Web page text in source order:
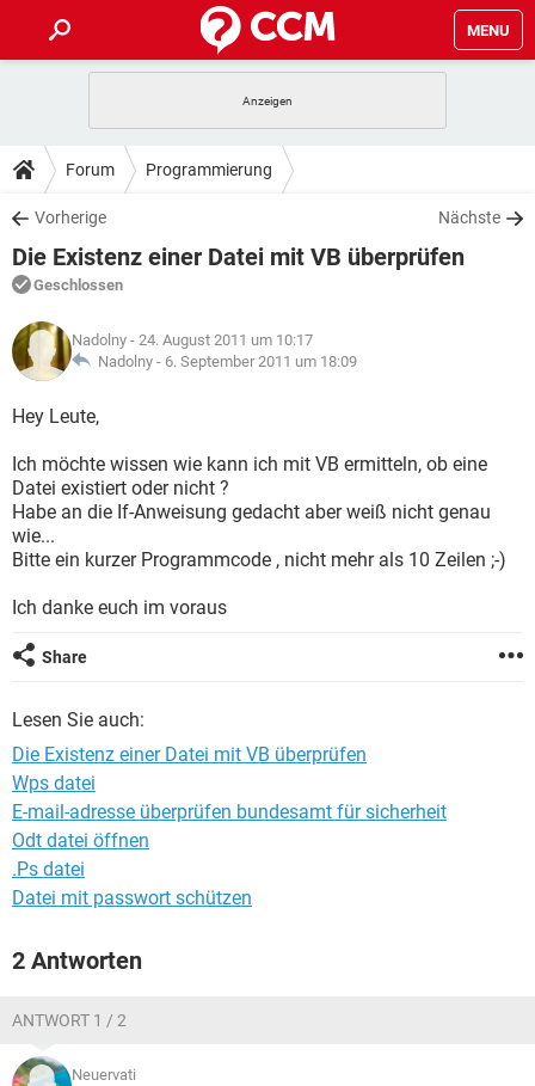
MENU
ANDROID IOS
WINDOWS 10
WHATSAPP TIKTOK
FACEBOOK
TIPPS & TRICKS
SPIELE
WINDOWS 10
WHATSAPP
FACEBOOK HARDWARE
DOWNLOADS
SPIELE STREAMING
ANDROID
WINDOWS 10 INSTAGRAM
WHATSAPP
FACEBOOK
FORUM
SPIELE
ANDROID IOS
FACEBOOK
LEXIKON
SPIELE
ANDROID
WINDOWS 10 INSTAGRAM
WHATSAPP TIKTOK
FACEBOOK
Forum Programmierung
Vorherige Nächste
Die Existenz einer Datei mit VB überprüfen
Geschlossen
Nadolny - 24. August 2011 um 10:17
Nadolny - 6. September 2011 um 18:09
Hey Leute,
Ich möchte wissen wie kann ich mit VB ermitteln, ob eine
Datei existiert oder nicht ?
Habe an die If-Anweisung gedacht aber weiß nicht genau
wie...
Bitte ein kurzer Programmcode , nicht mehr als 10 Zeilen ;-)
Ich danke euch im voraus
Share
Lesen Sie auch:
Die Existenz einer Datei mit VB überprüfen
Wps datei
E-mail-adresse überprüfen bundesamt für sicherheit
Odt datei öffnen
.Ps datei
Datei mit passwort schützen
2 Antworten
ANTWORT 1 / 2
Neuervati